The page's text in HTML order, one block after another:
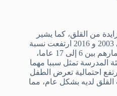
من القلق، كما يشير
موقع “سايكو سنترال” فبين عامي 2003 و 2016 ارتفعت نسبة
القلق بين الأطفال الذين تتراوح أعمارهم بين 6 إلى 17 عاما،
أن بيئة المدرسة تمثل سببا مهما
احتمالية تعرض الطفل
لديه بشكل عام، مما